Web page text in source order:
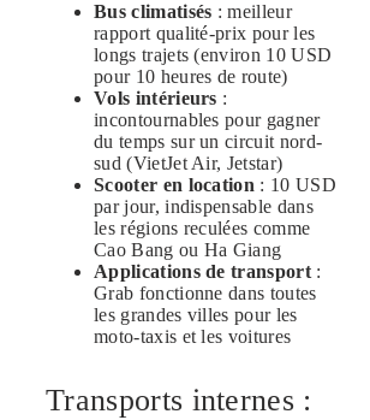
Bus climatisés : meilleur
rapport qualité-prix pour les
longs trajets (environ 10 USD
pour 10 heures de route)
Vols intérieurs :
incontournables pour gagner
du temps sur un circuit nord-
sud (VietJet Air, Jetstar)
Scooter en location : 10 USD
par jour, indispensable dans
les régions reculées comme
Cao Bang ou Ha Giang
Applications de transport:
Grab fonctionne dans toutes
les grandes villes pour les
moto-taxis et les voitures
Transports internes :